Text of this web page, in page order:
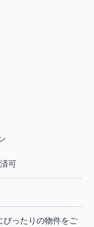
可
ぴったりの物件をご